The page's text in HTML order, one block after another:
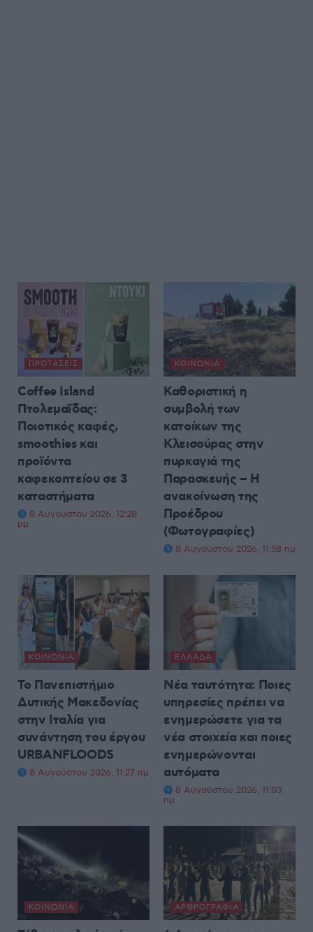
ΠΡΟΤΆΣΕΙΣ
Coffee Island
Πτολεμαΐδας:
Ποιοτικός καφές,
smoothies και
προϊόντα
καφεκοπτείου σε 3
καταστήματα
8 Αυγούστου 2026, 12:28
μμ
ΚΟΙΝΩΝΊΑ
Καθοριστική η
συμβολή των
κατοίκων της
Κλεισούρας στην
πυρκαγιά της
Παρασκευής – Η
ανακοίνωση της
Προέδρου
(Φωτογραφίες)
8 Αυγούστου 2026, 11:58 πμ
ΚΟΙΝΩΝΊΑ
Το Πανεπιστήμιο
Δυτικής Μακεδονίας
στην Ιταλία για
συνάντηση του έργου
URBANFLOODS
8 Αυγούστου 2026, 11:27 πμ
ΕΛΛΆΔΑ
Νέα ταυτότητα: Ποιες
υπηρεσίες πρέπει να
ενημερώσετε για τα
νέα στοιχεία και ποιες
ενημερώνονται
αυτόματα
8 Αυγούστου 2026, 11:03
πμ
ΚΟΙΝΩΝΊΑ ΑΡΘΡΟΓΡΑΦΊΑ